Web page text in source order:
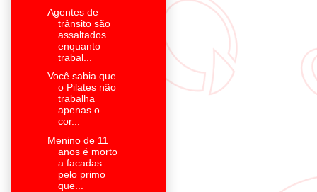
Agentes de
trânsito são
assaltados
enquanto
trabal...
Você sabia que
o Pilates não
trabalha
apenas o
cor...
Menino de 11
anos é morto
a facadas
pelo primo
que...